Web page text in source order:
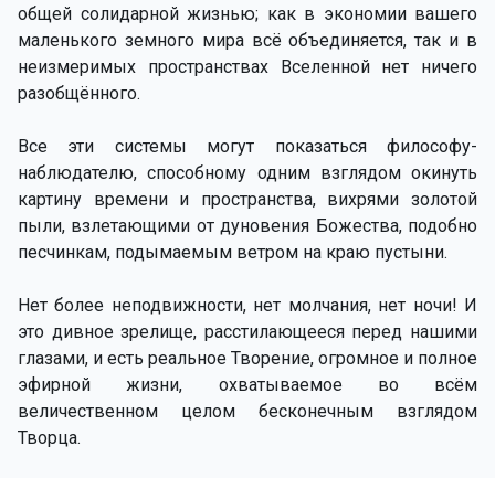
общей солидарной жизнью; как в экономии вашего
маленького земного мира всё объединяется, так и в
неизмеримых пространствах Вселенной нет ничего
разобщённого.
Все эти системы могут показаться философу-
наблюдателю, способному одним взглядом окинуть
картину времени и пространства, вихрями золотой
пыли, взлетающими от дуновения Божества, подобно
песчинкам, подымаемым ветром на краю пустыни.
Нет более неподвижности, нет молчания, нет ночи! И
это дивное зрелище, расстилающееся перед нашими
глазами, и есть реальное Творение, огромное и полное
эфирной жизни, охватываемое во всём
величественном целом бесконечным взглядом
Творца.